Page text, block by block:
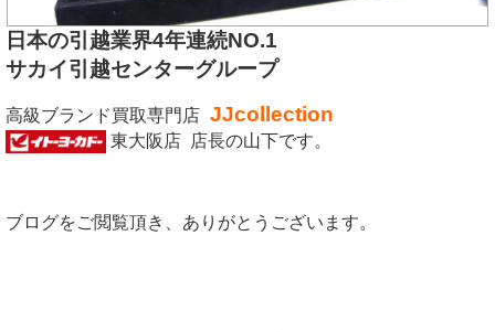
日本の引越業界4年連続NO.1
サカイ引越センターグループ
高級ブランド買取専門店 JJcollection
東大阪店 店長の山下です。
ブログをご閲覧頂き、ありがとうございます。